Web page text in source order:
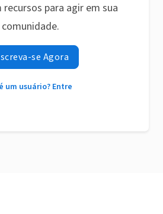
para agir em sua
comunidade.
se Agora
um usuário? Entre